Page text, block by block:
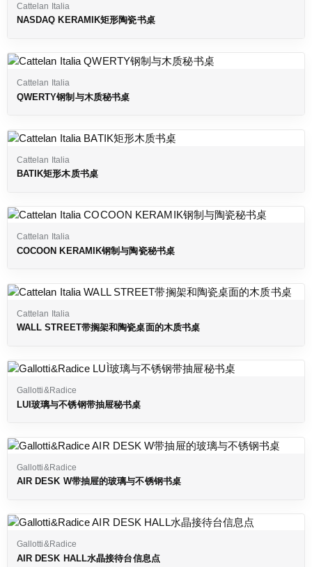
Cattelan Italia
NASDAQ KERAMIK矩形陶瓷书桌
Cattelan Italia
QWERTY钢制与木质秘书桌
Cattelan Italia
BATIK矩形木质书桌
Cattelan Italia
COCOON KERAMIK钢制与陶瓷秘书桌
Cattelan Italia
WALL STREET带搁架和陶瓷桌面的木质书桌
Gallotti&Radice
LUÌ玻璃与不锈钢带抽屉秘书桌
Gallotti&Radice
AIR DESK W带抽屉的玻璃与不锈钢书桌
Gallotti&Radice
AIR DESK HALL水晶接待台信息点